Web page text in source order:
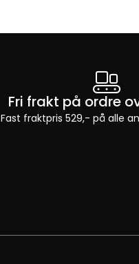
Fri frakt på ordre
Fast fraktpris 529,- på alle